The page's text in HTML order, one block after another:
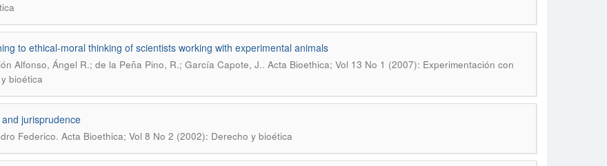
to ethical-moral thinking of scientists working with experimental animals
Alfonso, Ángel R.; de la Peña Pino, R.; García Capote, J.. Acta Bioethica; Vol 13 No 1 (2007): Experimentación con
bioética
jurisprudence
Federico. Acta Bioethica; Vol 8 No 2 (2002): Derecho y bioética